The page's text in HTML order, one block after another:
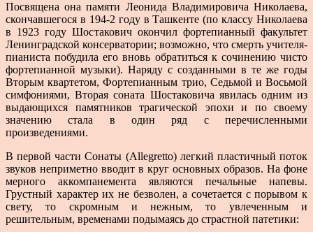
Посвящена она памяти Леонида Владимировича Николаева,
скончавшегося в 194-2 году в Ташкенте (по классу Николаева
в 1923 году Шостакович окончил фортепианный факультет
Ленинградской консервато­рии; возможно, что смерть учителя-
пианиста побудила его вновь обратиться к сочинению чисто
фортепианной музыки). Наряду с созданными в те же годы
Вторым квартетом, Фортепианным трио, Седьмой и Восьмой
симфониями, Вторая соната Шостаковича явилась од­ним из
выдающихся памятников трагической эпохи и по своему
значению стала в один ряд с перечисленными
произведениями.
В первой части Сонаты (Allegretto) легкий пластич­ный поток
звуков неприметно вводит в круг основных образов. На фоне
мерного аккомпанемента являются печальные напевы.
Грустный характер их не безволен, а сочетается с порывом к
свету, то скромным и нежным, то увлеченным и
решительным, временами подымаясь до страстной патетики: